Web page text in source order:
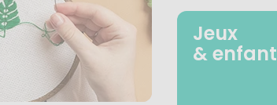
Jeux
& enfant